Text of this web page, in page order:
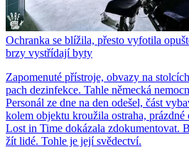
Ochranka se blížila, přesto vyfotila
brzy vystřídají byty
Zapomenuté přístroje, obvazy na
pach dezinfekce. Tahle německá
Personál ze dne na den odešel, část
kolem objektu kroužila ostraha, prázdné
Lost in Time dokázala zdokumentovat.
žít lidé. Tohle je její svědectví.